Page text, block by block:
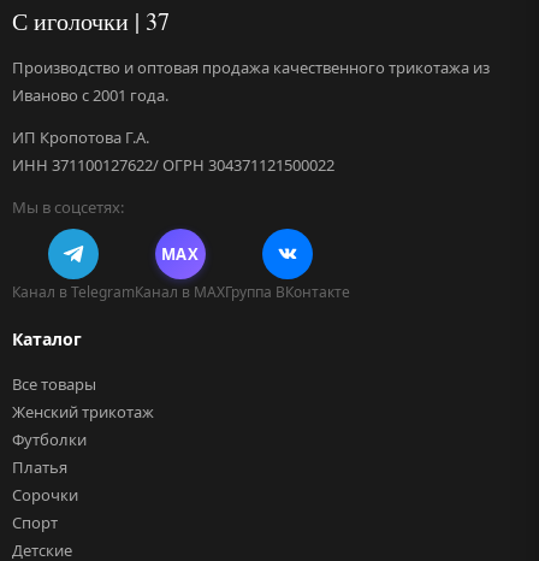
С иголочки | 37
Производство и оптовая продажа качественного трикотажа из
Иваново с 2001 года.
ИП Кропотова Г.А.
ИНН 371100127622/ ОГРН 304371121500022
Мы в соцсетях:
Канал в Telegram
MAX
Канал в MAXГруппа ВКонтакте
Каталог
Все товары
Женский трикотаж
Футболки
Платья
Сорочки
Спорт
Детские